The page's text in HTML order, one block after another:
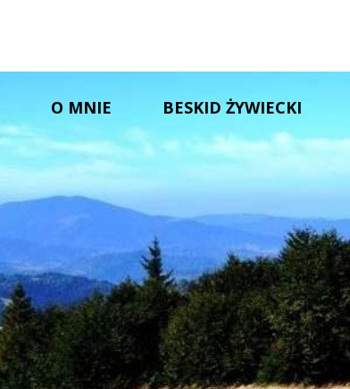
O MNIE BESKID ŻYWIECKI